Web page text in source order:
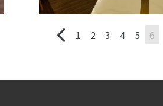
1 2 3 4 5 6